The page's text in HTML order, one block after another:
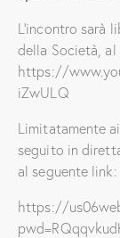
L’incontro sarà
della Società, al
https://
iZwULQ
Limitatamente
seguito in
al seguente link:
https://